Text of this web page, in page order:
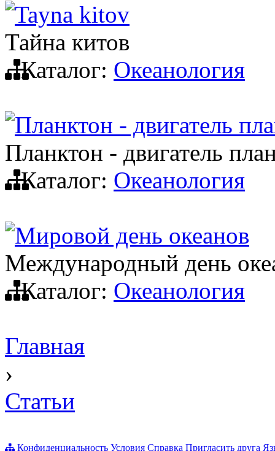
Tayna kitov
Тайна китов
Каталог: Океанология
Планктон - двигатель
Планктон - двигатель
Каталог: Океанология
Мировой день океанов
Международный день
Каталог: Океанология
Главная
›
Статьи
Конфиденциальность Условия Справка Пригласить друга